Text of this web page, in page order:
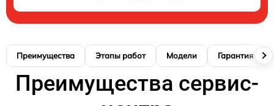
Преимущества Этапы работ Модели Гарантия
Преимущества сервис-